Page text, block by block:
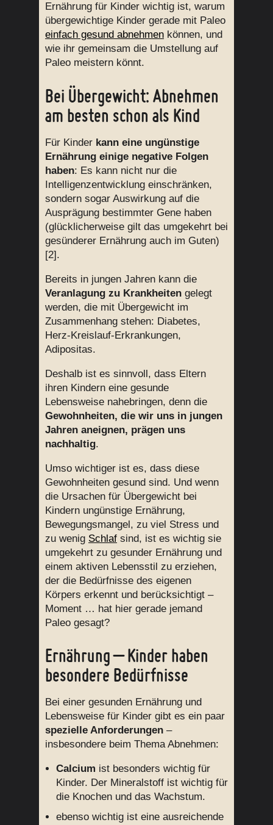
Ernährung für Kinder wichtig ist, warum
übergewichtige Kinder gerade mit Paleo
einfach gesund abnehmen können, und
wie ihr gemeinsam die Umstellung auf
Paleo meistern könnt.
Bei Übergewicht: Abnehmen
am besten schon als Kind
Für Kinder kann eine ungünstige
Ernährung einige negative Folgen
haben: Es kann nicht nur die
Intelligenzentwicklung einschränken,
sondern sogar Auswirkung auf die
Ausprägung bestimmter Gene haben
(glücklicherweise gilt das umgekehrt bei
gesünderer Ernährung auch im Guten)
[2].
Bereits in jungen Jahren kann die
Veranlagung zu Krankheiten gelegt
werden, die mit Übergewicht im
Zusammenhang stehen: Diabetes,
Herz-Kreislauf-Erkrankungen,
Adipositas.
Deshalb ist es sinnvoll, dass Eltern
ihren Kindern eine gesunde
Lebensweise nahebringen, denn die
Gewohnheiten, die wir uns in jungen
Jahren aneignen, prägen uns
nachhaltig.
Umso wichtiger ist es, dass diese
Gewohnheiten gesund sind. Und wenn
die Ursachen für Übergewicht bei
Kindern ungünstige Ernährung,
Bewegungsmangel, zu viel Stress und
zu wenig Schlaf sind, ist es wichtig sie
umgekehrt zu gesunder Ernährung und
einem aktiven Lebensstil zu erziehen,
der die Bedürfnisse des eigenen
Körpers erkennt und berücksichtigt –
Moment … hat hier gerade jemand
Paleo gesagt?
Ernährung – Kinder haben
besondere Bedürfnisse
Bei einer gesunden Ernährung und
Lebensweise für Kinder gibt es ein paar
spezielle Anforderungen –
insbesondere beim Thema Abnehmen:
Calcium ist besonders wichtig für
Kinder. Der Mineralstoff ist wichtig für
die Knochen und das Wachstum.
ebenso wichtig ist eine ausreichende